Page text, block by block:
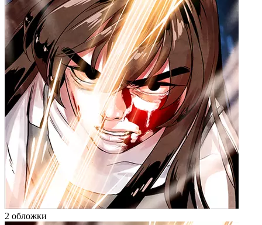
2 обложки